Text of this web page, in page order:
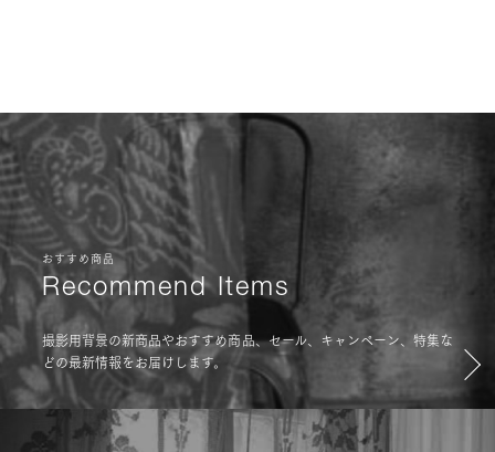
おすすめ商品
Recommend Items
撮影用背景の新商品やおすすめ商品、セール、キャンペーン、特集な
どの最新情報をお届けします。